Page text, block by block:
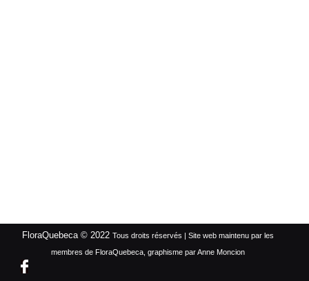
FloraQuebeca © 2022 Tous droits réservés | Site web maintenu par les
membres de FloraQuebeca, graphisme par Anne Moncion